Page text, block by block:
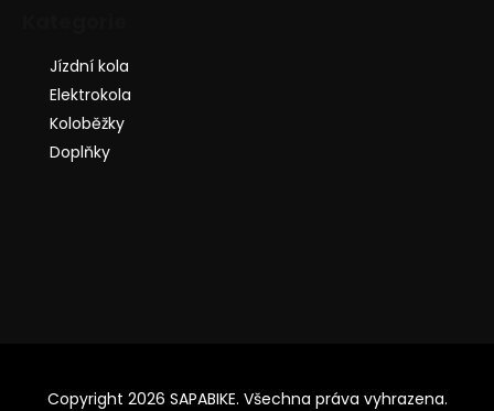
Jízdní kola
Elektrokola
Koloběžky
Doplňky
Copyright 2026 SAPABIKE. Všechna práva vyhrazena.